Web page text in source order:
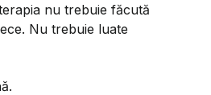
nu trebuie făcută
Nu trebuie luate